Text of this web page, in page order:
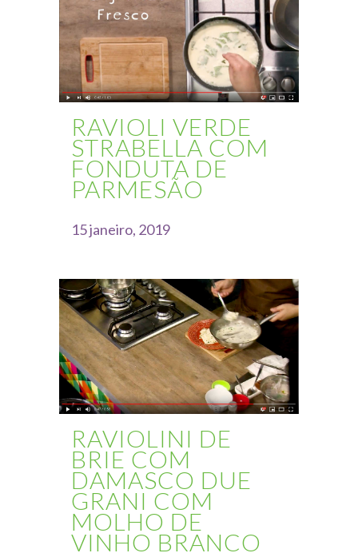
RAVIOLI VERDE
STRABELLA COM
FONDUTA DE
PARMESÃO
15 janeiro, 2019
RAVIOLINI DE
BRIE COM
DAMASCO DUE
GRANI COM
MOLHO DE
VINHO BRANCO